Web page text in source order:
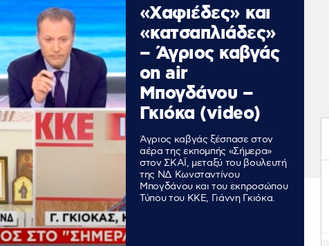
«Χαφιέδες» και
«κατσαπλιάδες»
– Άγριος καβγάς
on air
Μπογδάνου –
Γκιόκα (video)
Άγριος καβγάς ξέσπασε στον
αέρα της εκπομπής «Σήμερα»
στον ΣΚΑΪ, μεταξύ του βουλευτή
της ΝΔ Κωνσταντίνου
Μπογδάνου και του εκπροσώπου
Τύπου του ΚΚΕ, Γιάννη Γκιόκα.